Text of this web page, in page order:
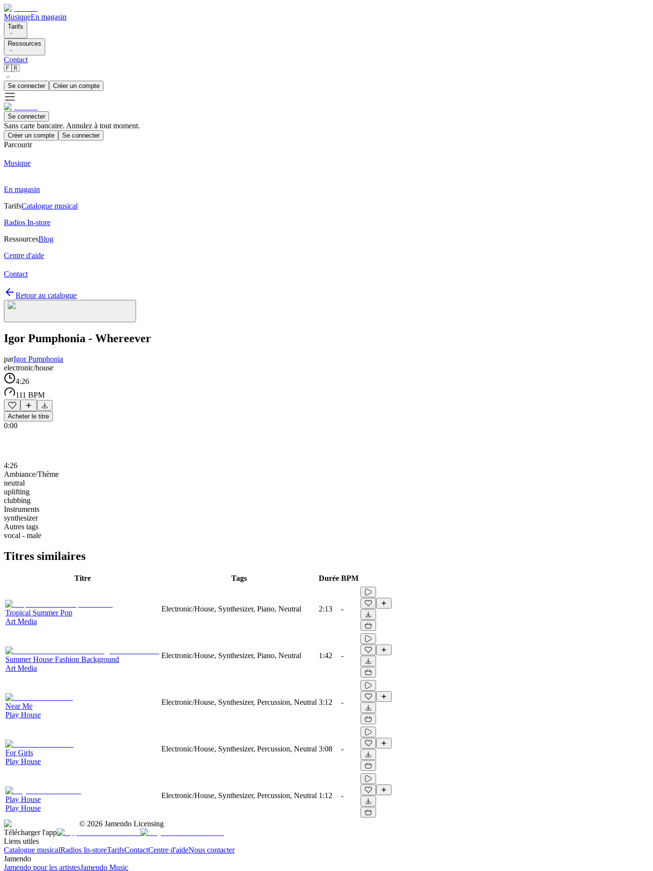
MusiqueEn magasin
Tarifs
Ressources
Contact
🇫🇷
Se connecter Créer un compte
Se connecter
Sans carte bancaire. Annulez à tout moment.
Créer un compte Se connecter
Parcourir
Musique
En magasin
TarifsCatalogue musical
Radios In-store
RessourcesBlog
Centre d'aide
Contact
Retour au catalogue
Igor Pumphonia - Whereever
parIgor Pumphonia
electronic/house
4:26
111 BPM
Acheter le titre
0:00
4:26
Ambiance/Thème
neutral
uplifting
clubbing
Instruments
synthesizer
Autres tags
vocal - male
Titres similaires
Titre Tags Durée BPM
Tropical Summer Pop
Art Media
Electronic/House, Synthesizer, Piano, Neutral 2:13 -
Summer House Fashion Background
Art Media
Electronic/House, Synthesizer, Piano, Neutral 1:42 -
Near Me
Play House
Electronic/House, Synthesizer, Percussion, Neutral 3:12 -
For Girls
Play House
Electronic/House, Synthesizer, Percussion, Neutral 3:08 -
Play House
Play House
Electronic/House, Synthesizer, Percussion, Neutral 1:12 -
© 2026 Jamendo Licensing
Télécharger l'app
Liens utiles
Catalogue musicalRadios In-storeTarifsContactCentre d'aideNous contacter
Jamendo
Jamendo pour les artistesJamendo Music